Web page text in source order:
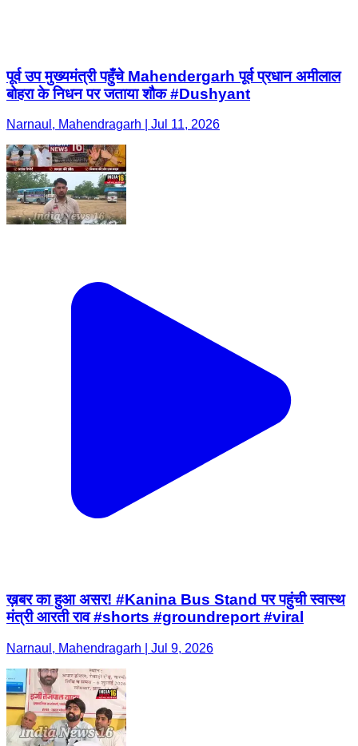
पूर्व उप मुख्यमंत्री पहुँचे Mahendergarh पूर्व प्रधान अमीलाल
बोहरा के निधन पर जताया शौक #Dushyant
Narnaul, Mahendragarh | Jul 11, 2026
ख़बर का हुआ असर! #Kanina Bus Stand पर पहुंची स्वास्थ
मंत्री आरती राव #shorts #groundreport #viral
Narnaul, Mahendragarh | Jul 9, 2026